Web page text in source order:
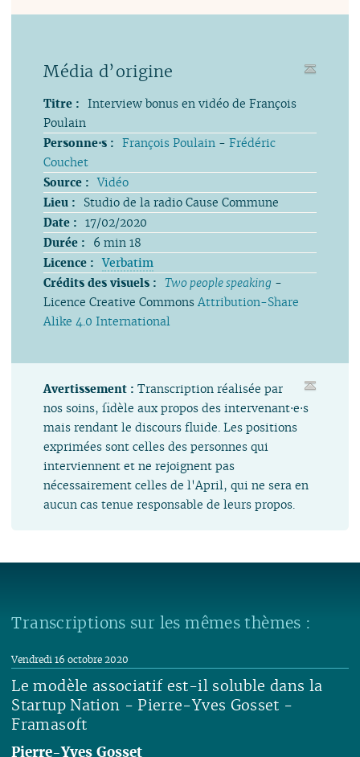
Média d’origine
Titre : Interview bonus en vidéo de François
Poulain
Personne⋅s : François Poulain - Frédéric
Couchet
Source : Vidéo
Lieu :
Studio de la radio Cause Commune
Date : 17/02/2020
Durée :
6 min 18
Licence : Verbatim
Crédits des visuels : Two people speaking -
Licence Creative CommonsAttribution-Share
Alike 4.0 International
Avertissement :Transcription réalisée par
nos soins, fidèle aux propos des intervenant⋅e⋅s
mais rendant le discours fluide. Les positions
exprimées sont celles des personnes qui
interviennent et ne rejoignent pas
nécessairement celles de l'April, qui ne sera en
aucun cas tenue responsable de leurs propos.
Transcriptions sur les mêmes thèmes :
Le modèle associatif est-il soluble dans la
Startup Nation - Pierre-Yves Gosset -
Framasoft
Vendredi 16 octobre 2020
Pierre-Yves Gosset